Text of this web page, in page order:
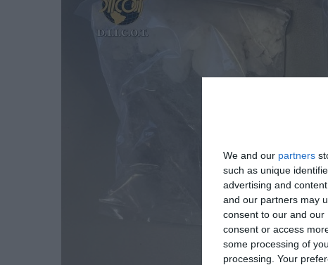
We and our partners
such as unique
advertising and
and our partners may
consent to our and our
consent or access
some processing of
processing. Your